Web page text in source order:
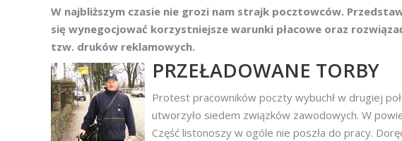
W najbliższym czasie nie grozi nam strajk pocztowców.
się wynegocjować korzystniejsze warunki płacowe oraz
tzw. druków reklamowych.
PRZEŁADOWANE TORBY
Protest pracowników poczty wybuchł w drugiej
utworzyło siedem związków zawodowych. W
Część listonoszy w ogóle nie poszła do pracy.